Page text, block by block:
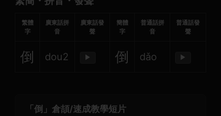
繁體
字
廣東話拼
音
廣東話發
聲
簡體
字
普通話拼
音
普通話發
聲
倒 dou2 ▶ 倒 dǎo ▶
「倒」倉頡/速成教學短片